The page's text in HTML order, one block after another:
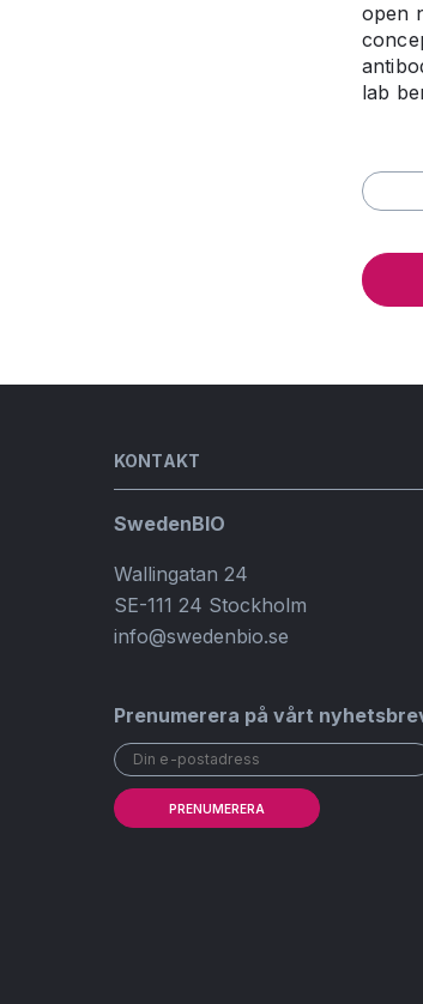
open
lab
KONTAKT
SwedenBIO
Wallingatan 24
SE-111 24 Stockholm
info@swedenbio.se
Prenumerera på vårt
PRENUMERERA